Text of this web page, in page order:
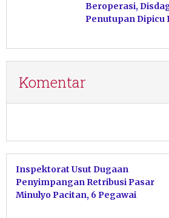
Beroperasi,
Penutupan Dipicu
Komentar
Inspektorat Usut Dugaan
Penyimpangan Retribusi Pasar
Minulyo Pacitan, 6 Pegawai